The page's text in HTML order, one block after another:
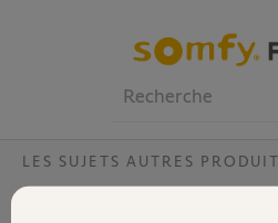
Volet
LES SUJETS AUTRES
Type d'ampoule